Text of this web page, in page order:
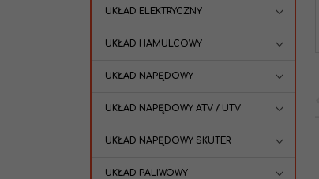
UKŁAD ELEKTRYCZNY
UKŁAD HAMULCOWY
UKŁAD NAPĘDOWY
UKŁAD NAPĘDOWY ATV / UTV
UKŁAD NAPĘDOWY SKUTER
UKŁAD PALIWOWY